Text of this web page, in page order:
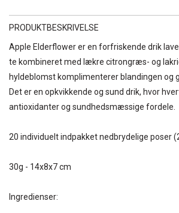
PRODUKTBESKRIVELSE
Apple Elderflower er en forfriskende drik
te kombineret med lækre citrongræs- og
hyldeblomst komplimenterer blandingen og
Det er en opkvikkende og sund drik, hvor
antioxidanter og sundhedsmæssige fordele.
20 individuelt indpakket nedbrydelige poser
30g - 14x8x7 cm
Ingredienser: